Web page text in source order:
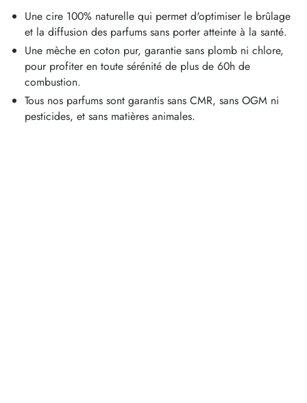
Une cire 100% naturelle qui permet d'optimiser le brûlage
et la diffusion des parfums sans porter atteinte à la santé.
Une mèche en coton pur, garantie sans plomb ni chlore,
pour profiter en toute sérénité de plus de 60h de
combustion.
Tous nos parfums sont garantis sans CMR, sans OGM ni
pesticides, et sans matières animales.